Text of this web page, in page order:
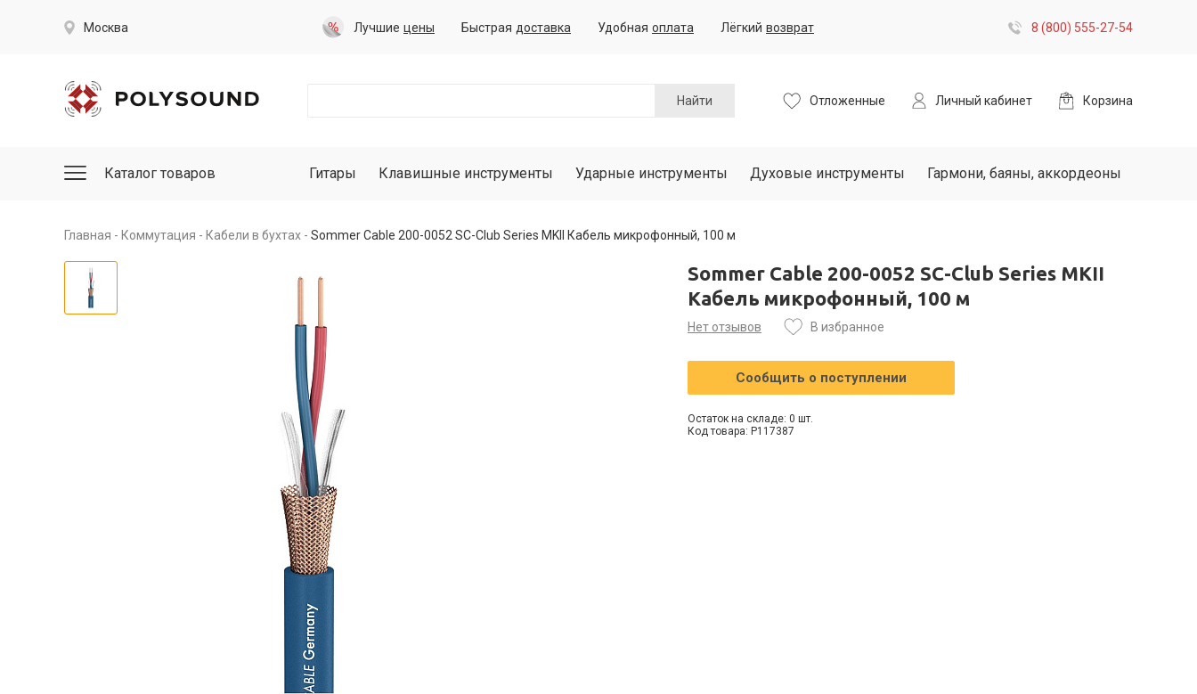
Москва Лучшие цены Быстрая доставка Удобная оплата Лёгкий возврат 8 (800) 555-27-54
Найти Отложенные Личный кабинет Корзина
Каталог товаров Гитары Клавишные инструменты Ударные инструменты Духовые инструменты Гармони, баяны, аккордеоны
Главная Коммутация Кабели в бухтах Sommer Cable 200-0052 SC-Club Series MKII Кабель микрофонный, 100 м
Sommer Cable 200-0052 SC-Club Series MKII
Кабель микрофонный, 100 м
Нет отзывов В избранное
Сообщить о поступлении
Остаток на складе: 0 шт.
Код товара: P117387